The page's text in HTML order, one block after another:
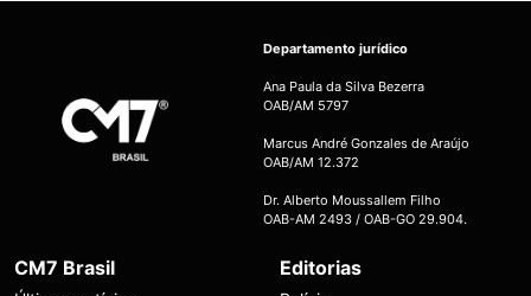
Departamento jurídico
Ana Paula da Silva Bezerra
OAB/AM 5797
Marcus André Gonzales de Araújo
OAB/AM 12.372
Dr. Alberto Moussallem Filho
OAB-AM 2493 / OAB-GO 29.904.
CM7 Brasil Editorias